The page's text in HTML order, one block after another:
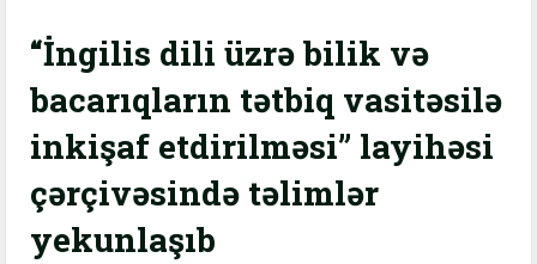
“İngilis dili üzrə bilik və
bacarıqların tətbiq vasitəsilə
inkişaf etdirilməsi” layihəsi
çərçivəsində təlimlər
yekunlaşıb